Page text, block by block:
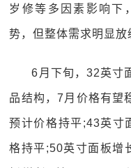
岁修等多因素影响下
势，但整体需求明显放
6月下旬，32英寸
品结构，7月价格有望
预计价格持平;43英寸
格持平;50英寸面板增